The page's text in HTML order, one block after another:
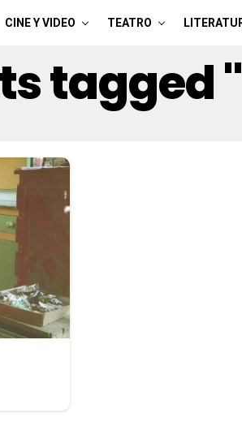
CINE Y VIDEO TEATRO
tagged